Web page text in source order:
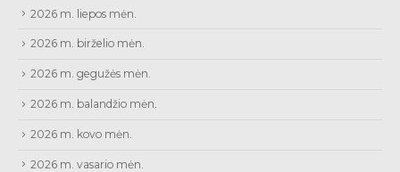
2026 m. liepos mėn.
2026 m. birželio mėn.
2026 m. gegužės mėn.
2026 m. balandžio mėn.
2026 m. kovo mėn.
2026 m. vasario mėn.